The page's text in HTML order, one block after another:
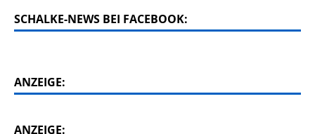
SCHALKE-NEWS BEI FACEBOOK:
ANZEIGE:
ANZEIGE: